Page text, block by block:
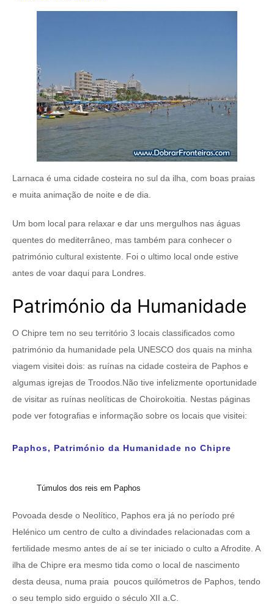
Larnaca é uma cidade costeira no sul da ilha, com boas praias
e muita animação de noite e de dia.
Um bom local para relaxar e dar uns mergulhos nas águas
quentes do mediterrâneo, mas também para conhecer o
património cultural existente. Foi o ultimo local onde estive
antes de voar daqui para Londres.
Património da Humanidade
O Chipre tem no seu território 3 locais classificados como
património da humanidade pela UNESCO dos quais na minha
viagem visitei dois: as ruínas na cidade costeira de Paphos e
algumas igrejas de Troodos.Não tive infelizmente oportunidade
de visitar as ruínas neolíticas de Choirokoitia. Nestas páginas
pode ver fotografias e informação sobre os locais que visitei:
Paphos, Património da Humanidade no Chipre
Túmulos dos reis em Paphos
Povoada desde o Neolítico, Paphos era já no período pré
Helénico um centro de culto a divindades relacionadas com a
fertilidade mesmo antes de aí se ter iniciado o culto a Afrodite. A
ilha de Chipre era mesmo tida como o local de nascimento
desta deusa, numa praia poucos quilómetros de Paphos, tendo
o seu templo sido erguido o século XII a.C.